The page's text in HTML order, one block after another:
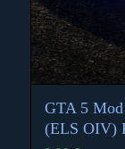
GTA 5
(ELS OIV)